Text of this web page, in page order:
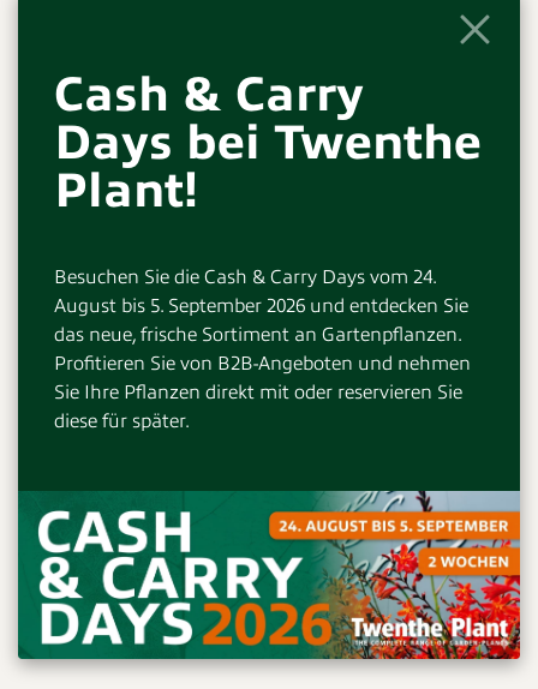
Cash & Carry
Days bei Twenthe
Plant!
Besuchen Sie die Cash & Carry Days vom 24.
August bis 5. September 2026 und entdecken Sie
das neue, frische Sortiment an Gartenpflanzen.
Profitieren Sie von B2B-Angeboten und nehmen
Sie Ihre Pflanzen direkt mit oder reservieren Sie
diese für später.
Jack Frost®